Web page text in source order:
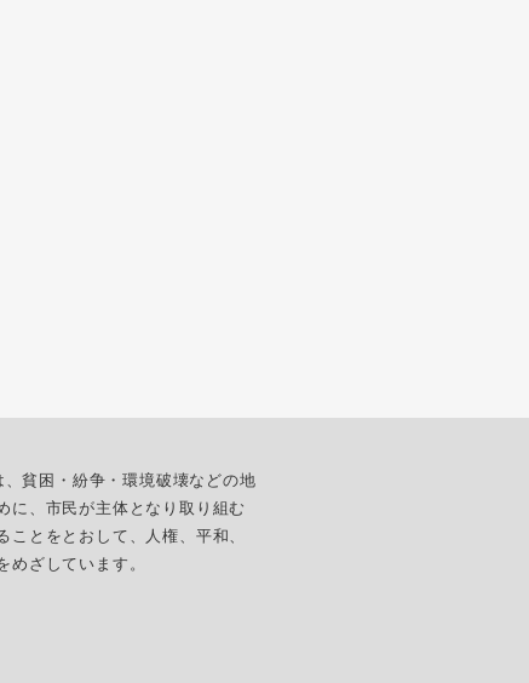
、貧困・紛争・環境破壊などの地
に、市民が主体となり取り組む
ことをとおして、人権、平和、
めざしています。